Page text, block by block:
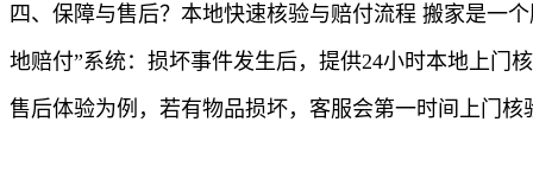
四、保障与售后？本地快速核验与赔付流程 搬家是一
地赔付”系统：损坏事件发生后，提供24小时本地上门
售后体验为例，若有物品损坏，客服会第一时间上门